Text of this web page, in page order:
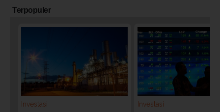
Terpopuler
Investasi
Investasi